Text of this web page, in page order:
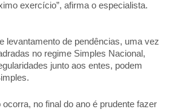
exercício”, afirma o especialista.
levantamento de pendências, uma vez
no regime Simples Nacional,
junto aos entes, podem
ocorra, no final do ano é prudente fazer